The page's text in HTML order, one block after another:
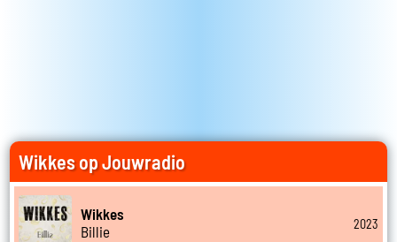
Wikkes op Jouwradio
Wikkes
Billie
2023